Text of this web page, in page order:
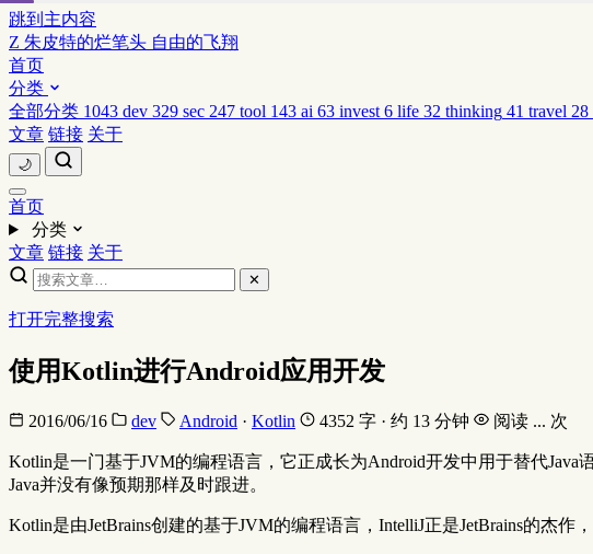
跳到主内容
Z 朱皮特的烂笔头 自由的飞翔
首页
分类
全部分类 1043 dev 329 sec 247 tool 143 ai 63 invest 6 life 32 thinking 41 travel 28
文章 链接 关于
🌙
首页
分类
文章 链接 关于
✕
打开完整搜索
使用Kotlin进行Android应用开发
2016/06/16 dev Android · Kotlin 4352 字 · 约 13 分钟 阅读 ... 次
Kotlin是一门基于JVM的编程语言，它正成长为Android开发中用于替代
Java并没有像预期那样及时跟进。
Kotlin是由JetBrains创建的基于JVM的编程语言，IntelliJ正是JetBrains的杰